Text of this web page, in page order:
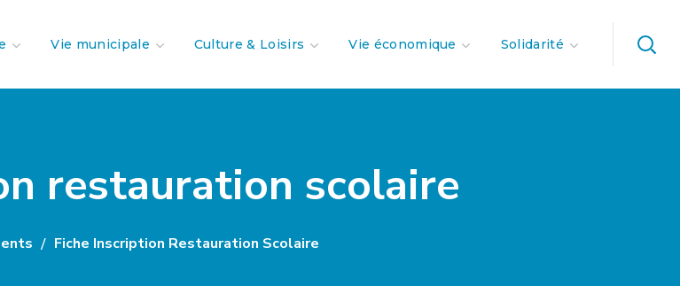
Vie municipale Culture & Loisirs Vie économique Solidarité
restauration scolaire
Fiche Inscription Restauration Scolaire